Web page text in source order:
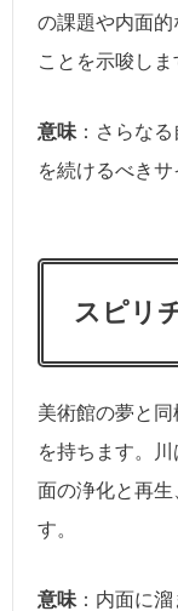
の課題や内面
ことを示唆しま
意味 ：さらな
を続けるべきサ
スピリ
美術館の夢と
を持ちます。
面の浄化と再
す。
意味 ：内面に